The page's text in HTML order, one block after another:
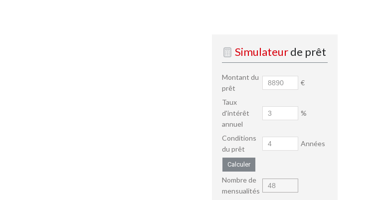
Simulateurde prêt
Montant du
prêt
€
Taux
d'intérêt
annuel
%
Conditions
du prêt
Années
Calculer
Nombre de
mensualités